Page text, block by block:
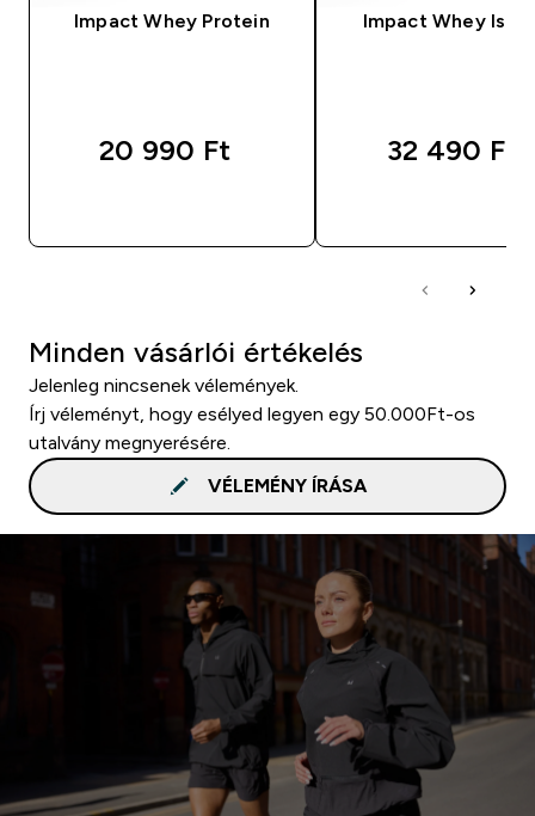
Impact Whey Protein
20 990 Ft‎
Impact Whey
32 490 Ft‎
Minden vásárlói értékelés
Jelenleg nincsenek vélemények.
Írj véleményt, hogy esélyed legyen egy 50.000Ft-os
utalvány megnyerésére.
VÉLEMÉNY ÍRÁSA